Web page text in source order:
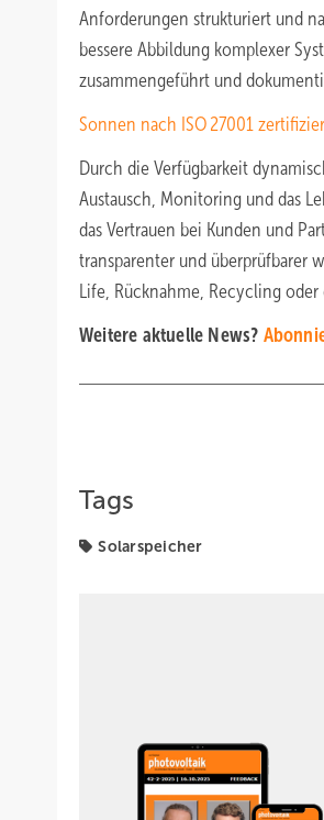
Anforderungen strukturiert und
bessere Abbildung komplexer
zusammengeführt und
Sonnen nach ISO 27001
Durch die Verfügbarkeit
Austausch, Monitoring und das
das Vertrauen bei Kunden und
transparenter und überprüfbarer
Life, Rücknahme, Recycling
Weitere aktuelle News?
Tags
Solarspeicher